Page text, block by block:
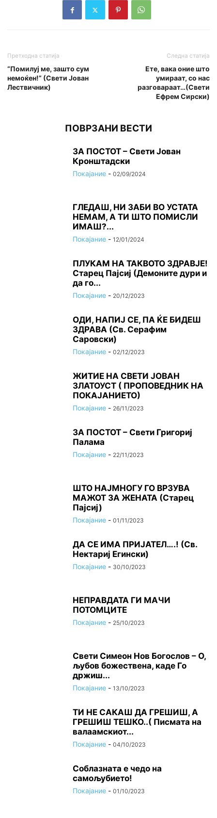
Претходна статија
“Помилуј ме, зашто сум
немоќен!” (Свети Јован
Лествичник)
Следна статија
Ете, вака оние што
умираат, co нас
разговараат…(Свети
Ефрем Сирски)
ПОВРЗАНИ ВЕСТИ
ЗА ПОСТОТ – Свети Јован
Кронштадски
Покајание - 02/09/2024
ГЛЕДАШ, НИ ЗАБИ ВО УСТАТА
НЕМАМ, А ТИ ШТО ПОМИСЛИ
ИМАШ?...
Покајание - 12/01/2024
ПЛУКАМ НА ТАКВОТО ЗДРАВЈЕ!
Старец Пајсиј (Демоните дури и
да го...
Покајание - 20/12/2023
ОДИ, НАПИЈ СЕ, ПА ЌЕ БИДЕШ
ЗДРАВА (Св. Серафим
Саровски)
Покајание - 02/12/2023
ЖИТИЕ НА СВЕТИ ЈОВАН
ЗЛАТОУСТ ( ПРОПОВЕДНИК НА
ПОКАЈАНИЕТО)
Покајание - 26/11/2023
ЗА ПОСТОТ – Свети Григориј
Палама
Покајание - 22/11/2023
ШТО НАЈМНОГУ ГО ВРЗУВА
МАЖОТ ЗА ЖЕНАТА (Старец
Пајсиј)
Покајание - 01/11/2023
ДА СЕ ИМА ПРИЈАТЕЛ….! (Св.
Нектариј Егински)
Покајание - 30/10/2023
НЕПРАВДАТА ГИ МАЧИ
ПОТОМЦИТЕ
Покајание - 25/10/2023
Свети Симеон Нов Богослов – О,
љубов божествена, каде Го
држиш...
Покајание - 13/10/2023
ТИ НЕ САКАШ ДА ГРЕШИШ, А
ГРЕШИШ ТЕШКО..( Писмата на
валаамскиот...
Покајание - 04/10/2023
Соблазната е чедо на
самољубието!
Покајание - 01/10/2023